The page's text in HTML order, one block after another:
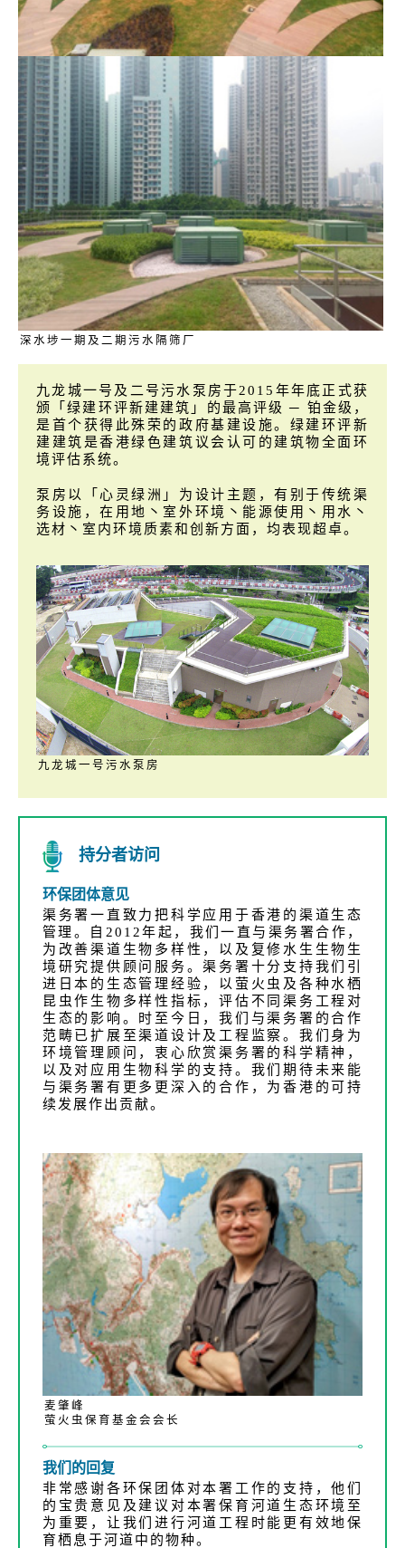
深水埗一期及二期污水隔筛厂
九龙城一号及二号污水泵房于2015年年底正式获
颁「绿建环评新建建筑」的最高评级 ─ 铂金级，
是首个获得此殊荣的政府基建设施。绿建环评新
建建筑是香港绿色建筑议会认可的建筑物全面环
境评估系统。
泵房以「心灵绿洲」为设计主题，有别于传统渠
务设施，在用地丶室外环境丶能源使用丶用水丶
选材丶室内环境质素和创新方面，均表现超卓。
九龙城一号污水泵房
持分者访问
环保团体意见
渠务署一直致力把科学应用于香港的渠道生态
管理。自2012年起，我们一直与渠务署合作，
为改善渠道生物多样性，以及复修水生生物生
境研究提供顾问服务。渠务署十分支持我们引
进日本的生态管理经验，以萤火虫及各种水栖
昆虫作生物多样性指标，评估不同渠务工程对
生态的影响。时至今日，我们与渠务署的合作
范畴已扩展至渠道设计及工程监察。我们身为
环境管理顾问，衷心欣赏渠务署的科学精神，
以及对应用生物科学的支持。我们期待未来能
与渠务署有更多更深入的合作，为香港的可持
续发展作出贡献。
麦肇峰
萤火虫保育基金会会长
我们的回复
非常感谢各环保团体对本署工作的支持，他们
的宝贵意见及建议对本署保育河道生态环境至
为重要，让我们进行河道工程时能更有效地保
育栖息于河道中的物种。